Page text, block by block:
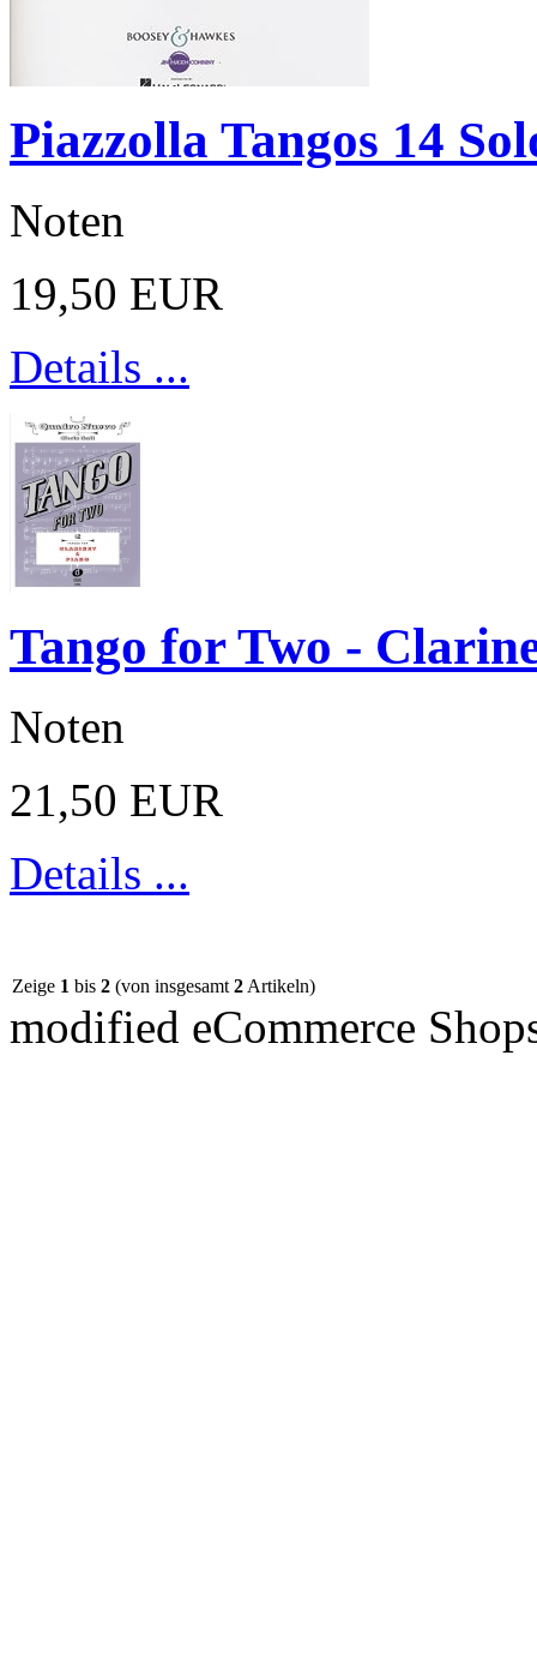
Piazzolla Tangos 14
Noten
19,50 EUR
Details ...
Tango for Two -
Noten
21,50 EUR
Details ...
Zeige 1 bis 2 (von insgesamt 2 Artikeln)
modified eCommerce